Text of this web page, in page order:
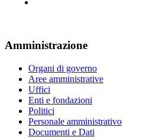
Amministrazione
Organi di governo
Aree amministrative
Uffici
Enti e fondazioni
Politici
Personale amministrativo
Documenti e Dati